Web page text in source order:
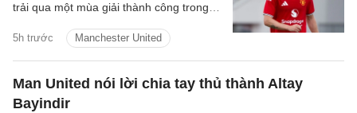
5h trước Manchester United
trải qua một mùa giải thành công trong
những nhân tố quan trọng dưới thời HLV
Michael Carrick.
Man United nói lời chia tay thủ thành Altay
Bayindir